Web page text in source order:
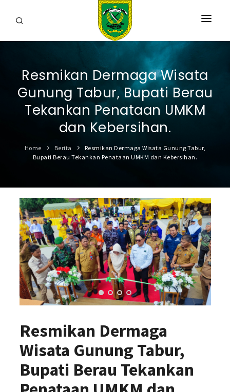
PROFIL
INFORMASI
LAYANAN
SARANA & PRASARANA
DATA TERBUKA
BERITA
Resmikan Dermaga Wisata
Gunung Tabur, Bupati Berau
Tekankan Penataan UMKM
dan Kebersihan.
Home Berita
Resmikan Dermaga Wisata Gunung Tabur,
Bupati Berau Tekankan Penataan UMKM dan Kebersihan.
Resmikan Dermaga
Wisata Gunung Tabur,
Bupati Berau Tekankan